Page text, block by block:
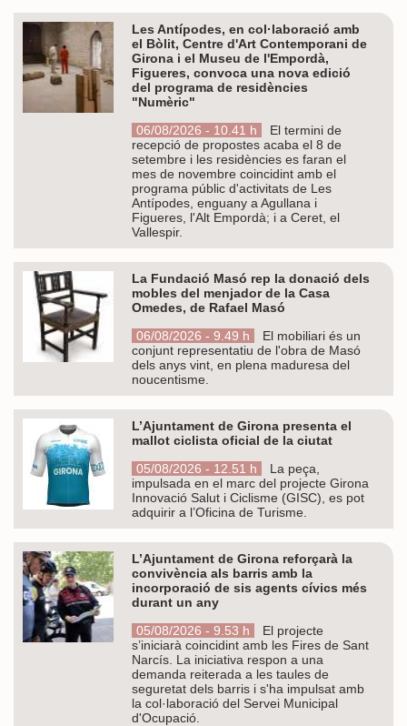
Les Antípodes, en col·laboració amb
el Bòlit, Centre d'Art Contemporani de
Girona i el Museu de l'Empordà,
Figueres, convoca una nova edició
del programa de residències
"Numèric"
06/08/2026 - 10.41 h
El termini de
recepció de propostes acaba el 8 de
setembre i les residències es faran el
mes de novembre coincidint amb el
programa públic d'activitats de Les
Antípodes, enguany a Agullana i
Figueres, l'Alt Empordà; i a Ceret, el
Vallespir.
La Fundació Masó rep la donació dels
mobles del menjador de la Casa
Omedes, de Rafael Masó
06/08/2026 - 9.49 h
El mobiliari és un
conjunt representatiu de l'obra de Masó
dels anys vint, en plena maduresa del
noucentisme.
L’Ajuntament de Girona presenta el
mallot ciclista oficial de la ciutat
05/08/2026 - 12.51 h
La peça,
impulsada en el marc del projecte Girona
Innovació Salut i Ciclisme (GISC), es pot
adquirir a l’Oficina de Turisme.
L’Ajuntament de Girona reforçarà la
convivència als barris amb la
incorporació de sis agents cívics més
durant un any
05/08/2026 - 9.53 h
El projecte
s’iniciarà coincidint amb les Fires de Sant
Narcís. La iniciativa respon a una
demanda reiterada a les taules de
seguretat dels barris i s'ha impulsat amb
la col·laboració del Servei Municipal
d'Ocupació.